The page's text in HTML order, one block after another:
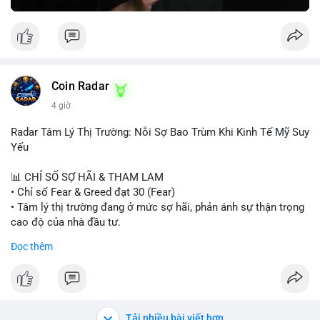
#vlikemarketindex42
Coin Radar
4 giờ
Radar Tâm Lý Thị Trường: Nỗi Sợ Bao Trùm Khi Kinh Tế Mỹ Suy
Yếu
📊 CHỈ SỐ SỢ HÃI & THAM LAM
• Chỉ số Fear & Greed đạt 30 (Fear)
• Tâm lý thị trường đang ở mức sợ hãi, phản ánh sự thận trọng
cao độ của nhà đầu tư.
📈 XU HƯỚNG TÌM KIẾM & THẢO LUẬN
CASHCAT, CRO.
Chainlink, Litecoin.
Đọc thêm